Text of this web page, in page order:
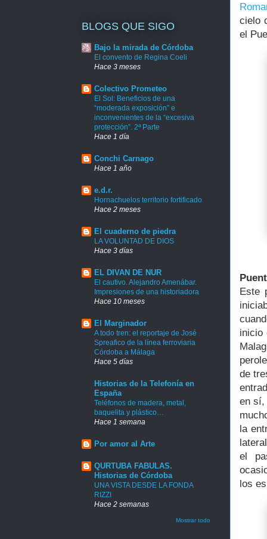
cielo
el
Este
inicio
de
en sí,
la
el
los
BLOGS QUE SIGO
Bajo la mirada de Córdoba
El convento de Regina Coeli
Hace 3 meses
Colectivo Prometeo
El Sol: Beneficios de una
“moderada exposición” e
inconvenientes de la “excesiva
protección”. 2ª Parte
Hace 1 día
Conchi Carnago
Hace 1 año
e.d.r.
Hornachuelos territorio fortificado
Hace 2 meses
El cuaderno de piedra
LA VOLUNTAD DE DIOS
Hace 3 días
EL DIVAN DE NUR
El cautivo. Alejandro Amenábar.
Impresiones de una historiadora
Hace 10 meses
El Marginador
A todo tren: el reportaje de José
Spreafico de la línea ferroviaria
Córdoba a Málaga
Hace 5 días
Historias de la Telefonía en
España
Teléfonos de madera, metal,
baquelita y plástico…
Hace 1 semana
Por amor al Arte
QURTUBA FABULAS.
Historias de Córdoba
UNA VISTA DESDE LA FONDA
RIZZI
Hace 2 semanas
Mostrar todo